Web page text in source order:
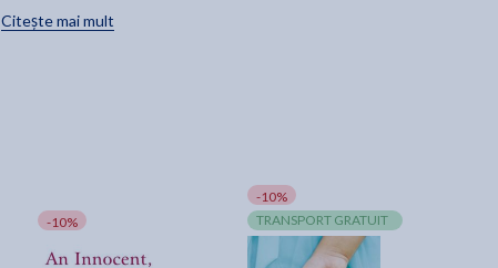
moment de cumpana pentru Hildy, sentimentele lui Frank
Getchell, un prieten din adolescenta, se dovedesc providentiale.
Citește mai mult
-10%
-10%
TRANSPORT GRATUIT